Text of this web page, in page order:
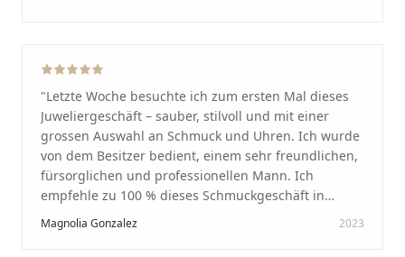
Arbeit und seine Kunden wirklich am Herzen liegen.
Service und echte Herzlichkeit schätzt, ist hier genau
richtig."
"Letzte Woche besuchte ich zum ersten Mal dieses
Juweliergeschäft – sauber, stilvoll und mit einer
grossen Auswahl an Schmuck und Uhren. Ich wurde
von dem Besitzer bedient, einem sehr freundlichen,
fürsorglichen und professionellen Mann. Ich
empfehle zu 100 % dieses Schmuckgeschäft in
Schaffhausen. Ich selbst war sehr zufrieden und
glücklich mit der Behandlung. Ich danke Ihnen – ich
Magnolia Gonzalez 2023